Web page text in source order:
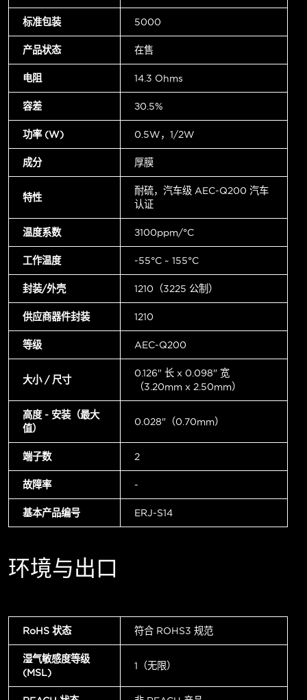
标准包装 5000
产品状态 在售
电阻 14.3 Ohms
容差 ±0.5%
功率 (W) 0.5W，1/2W
成分 厚膜
特性
耐硫，汽车级 AEC-Q200 汽车
认证
温度系数 ±100ppm/°C
工作温度 -55°C ~ 155°C
封装/外壳 1210（3225 公制）
供应商器件封装 1210
等级 AEC-Q200
大小 / 尺寸
0.126" 长 x 0.098" 宽
（3.20mm x 2.50mm）
高度 - 安装（最大
值）
0.028"（0.70mm）
端子数 2
故障率 -
基本产品编号 ERJ-S14
环境与出口
RoHS 状态 符合 ROHS3 规范
湿气敏感度等级
(MSL)
1（无限）